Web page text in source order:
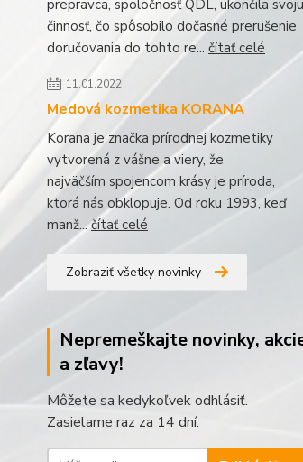
prepravca, spoločnosť QDL, ukončila svoju
činnosť, čo spôsobilo dočasné prerušenie
doručovania do tohto re... čítať celé
11.01.2022
Medová kozmetika KORANA
Korana je značka prírodnej kozmetiky
vytvorená z vášne a viery, že
najväčším spojencom krásy je príroda,
ktorá nás obklopuje. Od roku 1993, keď
manž...čítať celé
Zobraziť všetky novinky
Nepremeškajte novinky,
a zľavy!
Môžete sa kedykoľvek odhlásiť.
Zasielame raz za 14 dní.